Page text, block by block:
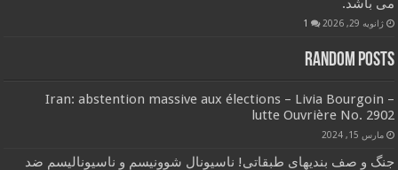
می باشد.
ژانویه 29, 2026 1
Random Posts
Iran: abstention massive aux élections – Livia Bourgoin –
lutte Ouvrière No. 2902
مارس 15, 2024
جنگ و صف بندیهای طبقاتی! ناسیونال شوونیسم و ناسیونالیسم ضد